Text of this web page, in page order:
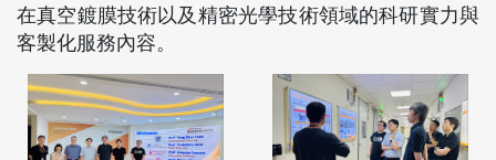
在真空鍍膜技術以及精密光學技術領域的科研實力與
客製化服務內容。